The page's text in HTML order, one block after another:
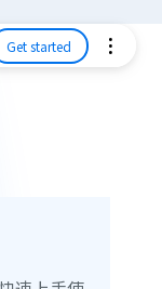
Get started